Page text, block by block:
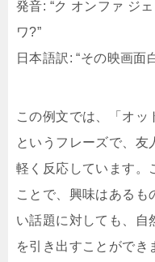
発音: “ク オンファ ジ
ワ?”
日本語訳: “その映画面
この例文では、「オッ
というフレーズで、友
軽く反応しています。
ことで、興味はあるも
い話題に対しても、自
を引き出すことができ